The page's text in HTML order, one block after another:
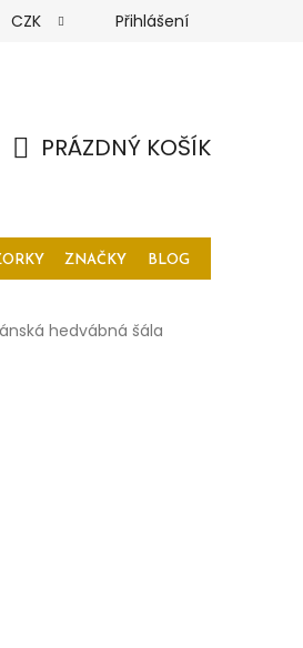
CZK Přihlášení
PRÁZDNÝ KOŠÍK
ZNAČKY BLOG
hedvábná šála